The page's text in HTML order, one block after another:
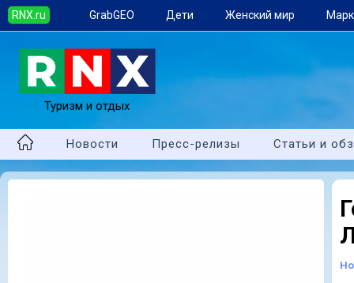
RNX.ru GrabGEO Дети Женский мир
Туризм и отдых
Новости Пресс-релизы Статьи и